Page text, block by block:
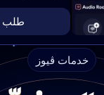
طلب
خدمات ڤيوز